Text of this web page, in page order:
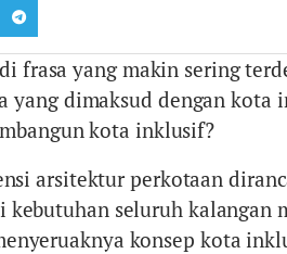
frasa yang makin sering
yang dimaksud dengan
kota inklusif?
arsitektur perkotaan
kebutuhan seluruh kalangan
konsep kota